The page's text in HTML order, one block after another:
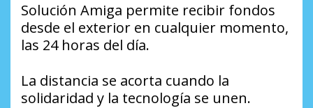
Solución Amiga permite recibir fondos
desde el exterior en cualquier momento,
las 24 horas del día.
La distancia se acorta cuando la
solidaridad y la tecnología se unen.